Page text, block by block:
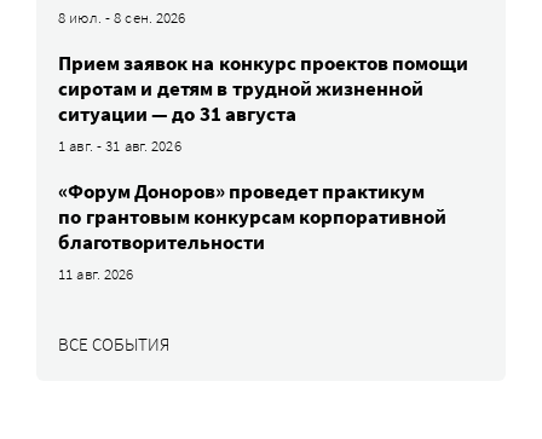
8 июл. - 8 сен. 2026
Прием заявок на конкурс проектов помощи
сиротам и детям в трудной жизненной
ситуации — до 31 августа
1 авг. - 31 авг. 2026
«Форум Доноров» проведет практикум
по грантовым конкурсам корпоративной
благотворительности
11 авг. 2026
ВСЕ СОБЫТИЯ